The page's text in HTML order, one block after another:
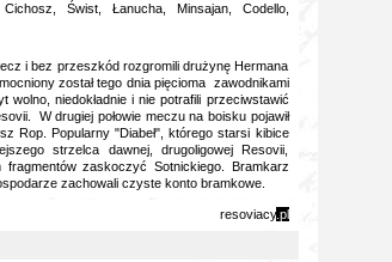
Świst, Łanucha, Minsajan, Codello,
i bez przeszkód rozgromili drużynę Hermana
został tego dnia pięcioma zawodnikami
niedokładnie i nie potrafili przeciwstawić
W drugiej połowie meczu na boisku pojawił
Rop. Popularny "Diabeł", którego starsi kibice
strzelca dawnej, drugoligowej Resovii,
zaskoczyć Sotnickiego. Bramkarz
zachowali czyste konto bramkowe.
resoviacy.pl